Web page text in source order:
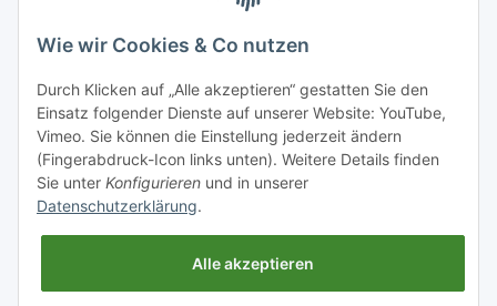
registrierter Partner:
Wie wir Cookies & Co nutzen
Durch Klicken auf „Alle akzeptieren“ gestatten Sie den
Einsatz folgender Dienste auf unserer Website: YouTube,
Vimeo. Sie können die Einstellung jederzeit ändern
(Fingerabdruck-Icon links unten). Weitere Details finden
Sie unter Konfigurieren und in unserer
Datenschutzerklärung.
Alle akzeptieren